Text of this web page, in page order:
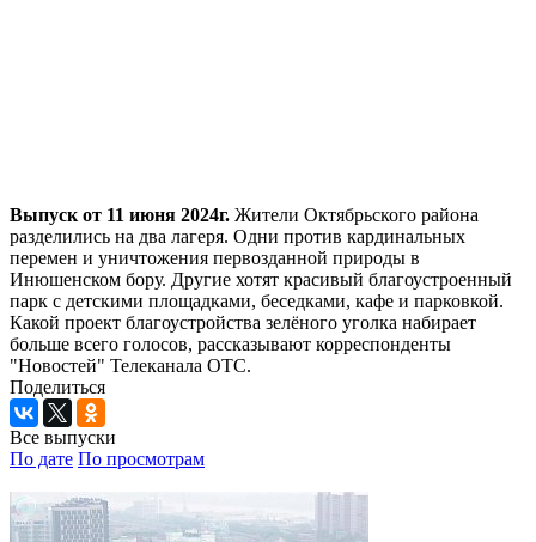
Выпуск от 11 июня 2024г. Жители Октябрьского района
разделились на два лагеря. Одни против кардинальных
перемен и уничтожения первозданной природы в
Инюшенском бору. Другие хотят красивый благоустроенный
парк с детскими площадками, беседками, кафе и парковкой.
Какой проект благоустройства зелёного уголка набирает
больше всего голосов, рассказывают корреспонденты
"Новостей" Телеканала ОТС.
Поделиться
Все выпуски
По дате По просмотрам